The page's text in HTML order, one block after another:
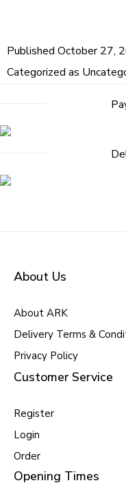
Published October 27,
Categorized as
About Us
About ARK
Delivery Terms &
Privacy Policy
Customer Service
Register
Login
Order
Opening Times